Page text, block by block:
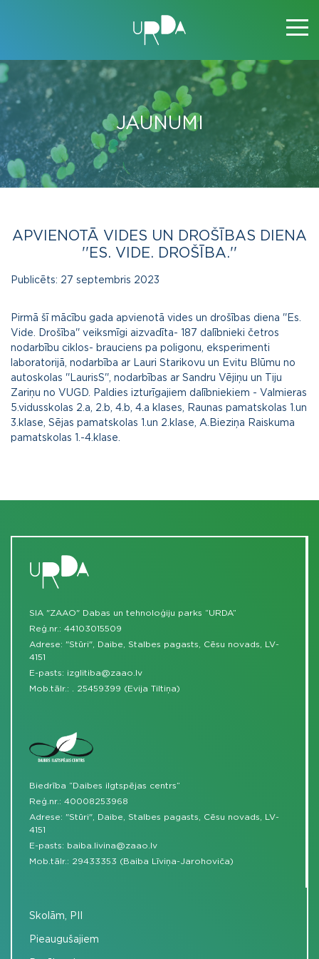
JAUNUMI
APVIENOTĀ VIDES UN DROŠĪBAS DIENA
''ES. VIDE. DROŠĪBA.''
Publicēts: 27 septembris 2023
Pirmā šī mācību gada apvienotā vides un drošības diena ''Es.
Vide. Drošība'' veiksmīgi aizvadīta- 187 dalībnieki četros
nodarbību ciklos- brauciens pa poligonu, eksperimenti
laboratorijā, nodarbība ar Lauri Starikovu un Evitu Blūmu no
autoskolas ''LaurisS'', nodarbības ar Sandru Vējiņu un Tiju
Zariņu no VUGD. Paldies izturīgajiem dalībniekiem - Valmieras
5.vidusskolas 2.a, 2.b, 4.b, 4.a klases, Raunas pamatskolas 1.un
3.klase, Sējas pamatskolas 1.un 2.klase, A.Bieziņa Raiskuma
pamatskolas 1.-4.klase.
SIA "ZAAO" Dabas un tehnoloģiju parks “URDA”
Reģ.nr.: 44103015509
Adrese: "Stūri", Daibe, Stalbes pagasts, Cēsu novads, LV-
4151
E-pasts: izglitiba@zaao.lv
Mob.tālr.:
25459399 (Evija Tiltiņa)
Biedrība “Daibes ilgtspējas centrs”
Reģ.nr.: 40008253968
Adrese: "Stūri", Daibe, Stalbes pagasts, Cēsu novads, LV-
4151
E-pasts: baiba.livina@zaao.lv
Mob.tālr.: 29433353 (Baiba Līviņa-Jarohoviča)
Skolām, PII
Pieaugušajiem